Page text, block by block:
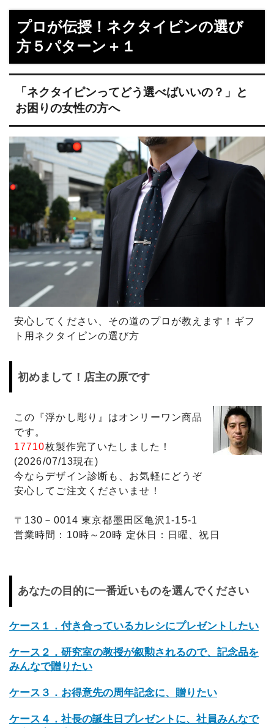
プロが伝授！ネクタイピンの選び
方５パターン＋１
「ネクタイピンってどう選べばいいの？」と
お困りの女性の方へ
安心してください、その道のプロが教えます！ギフ
ト用ネクタイピンの選び方
初めまして！店主の原です
この『浮かし彫り』はオンリーワン商品
です。
17710枚製作完了いたしました！
(2026/07/13現在)
今ならデザイン診断も、お気軽にどうぞ
安心してご注文くださいませ！
〒130－0014 東京都墨田区亀沢1-15-1
営業時間：10時～20時 定休日：日曜、祝日
あなたの目的に一番近いものを選んでください
ケース１．付き合っているカレシにプレゼントしたい
ケース２．研究室の教授が叙勲されるので、記念品を
みんなで贈りたい
ケース３．お得意先の周年記念に、贈りたい
ケース４．社長の誕生日プレゼントに、社員みんなで